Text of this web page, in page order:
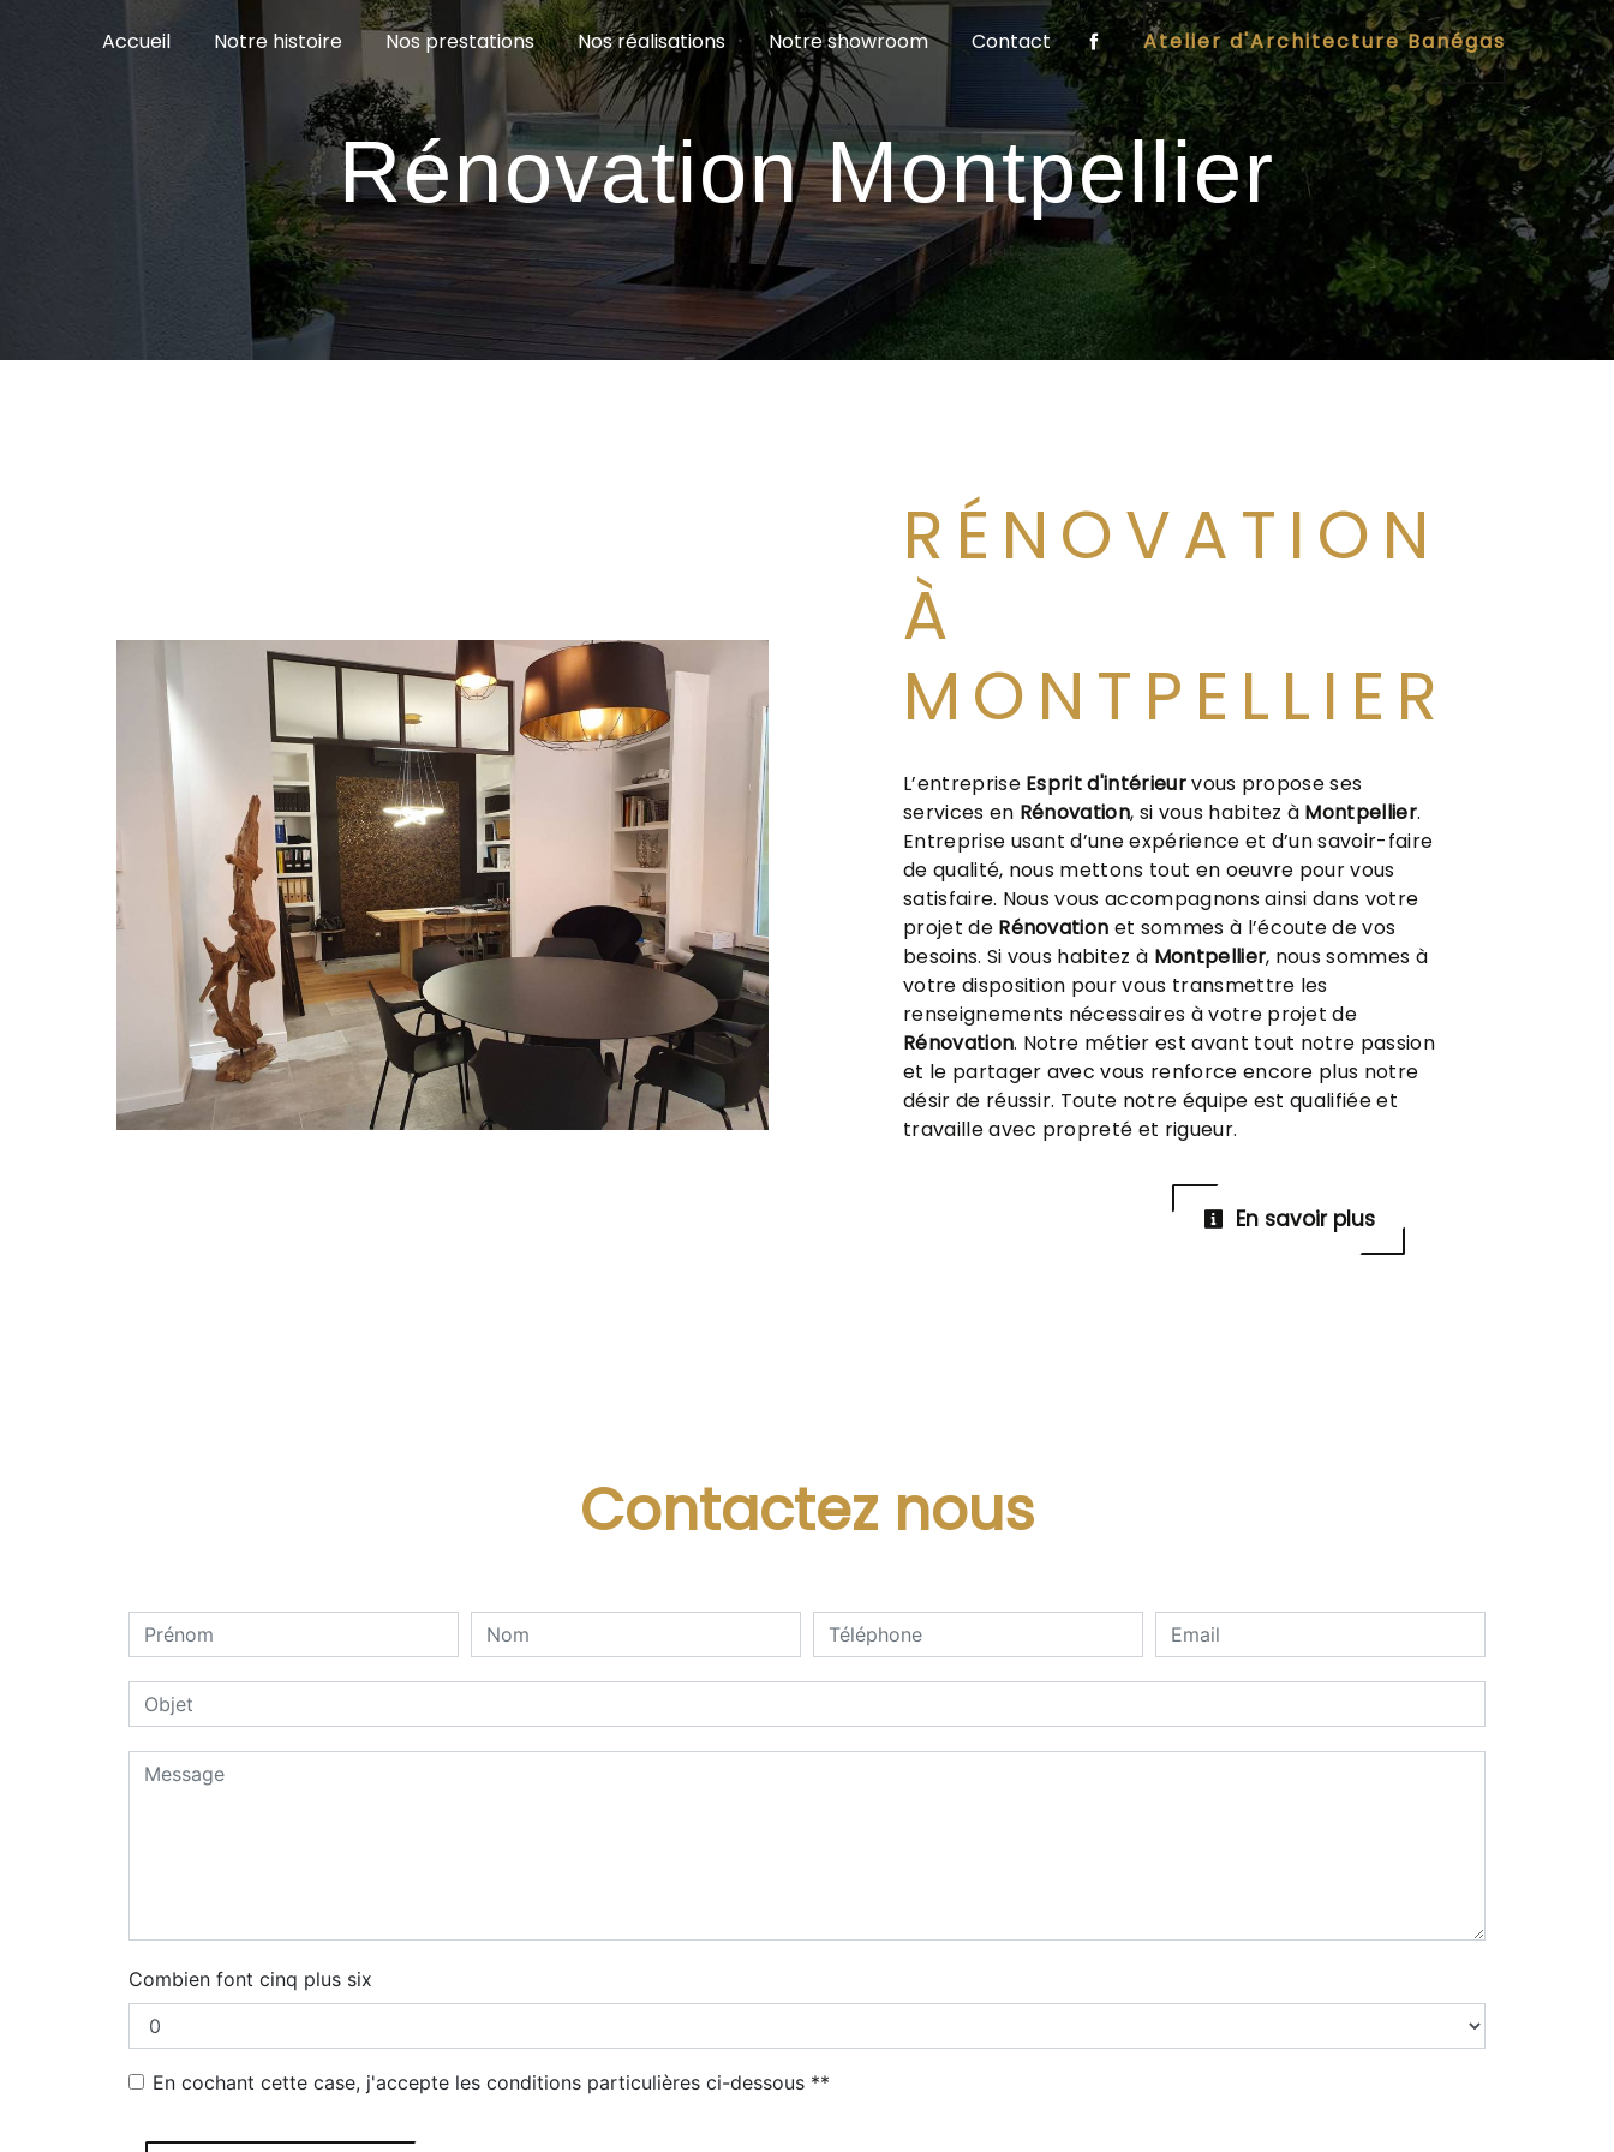
Accueil Notre histoire Nos prestations Nos réalisations Notre showroom Contact Atelier d'Architecture Banégas
Rénovation Montpellier
RÉNOVATION
À
MONTPELLIER
L’entreprise Esprit d'intérieurvous propose ses
services en Rénovation, si vous habitez à Montpellier.
Entreprise usant d’une expérience et d’un savoir-faire
de qualité, nous mettons tout en oeuvre pour vous
satisfaire. Nous vous accompagnons ainsi dans votre
projet de Rénovation et sommes à l’écoute de vos
besoins. Si vous habitez à Montpellier, nous sommes à
votre disposition pour vous transmettre les
renseignements nécessaires à votre projet de
Rénovation. Notre métier est avant tout notre passion
et le partager avec vous renforce encore plus notre
désir de réussir. Toute notre équipe est qualifiée et
travaille avec propreté et rigueur.
En savoir plus
Contactez nous
Combien font cinq plus six
En cochant cette case, j'accepte les conditions particulières ci-dessous **